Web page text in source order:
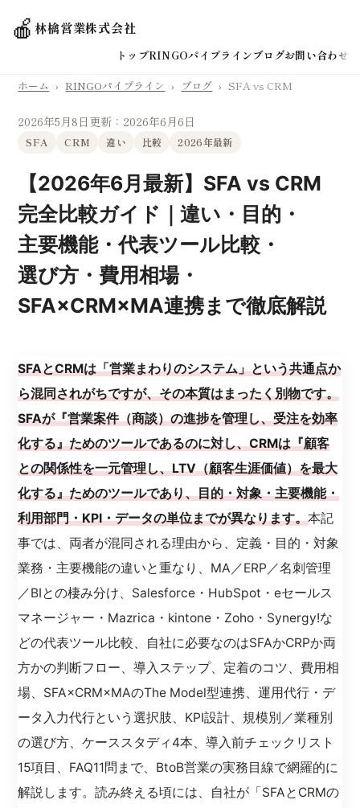
🍎林檎営業株式会社
トップRINGOパイプラインブログお問い合わせ
ホーム › RINGOパイプライン › ブログ › SFA vs CRM
2026年5月8日更新：2026年6月6日
SFA CRM 違い 比較 2026年最新
【2026年6月最新】SFA vs CRM
完全比較ガイド｜違い・目的・
主要機能・代表ツール比較・
選び方・費用相場・
SFA×CRM×MA連携まで徹底解説
SFAとCRMは「営業まわりのシステム」という共通点か
ら混同されがちですが、その本質はまったく別物です。
SFAが『営業案件（商談）の進捗を管理し、受注を効率
化する』ためのツールであるのに対し、CRMは『顧客
との関係性を一元管理し、LTV（顧客生涯価値）を最大
化する』ためのツールであり、目的・対象・主要機能・
利用部門・KPI・データの単位までが異なります。本記
事では、両者が混同される理由から、定義・目的・対象
業務・主要機能の違いと重なり、MA／ERP／名刺管理
／BIとの棲み分け、Salesforce・HubSpot・eセールス
マネージャー・Mazrica・kintone・Zoho・Synergy!な
どの代表ツール比較、自社に必要なのはSFAかCRPか両
方かの判断フロー、導入ステップ、定着のコツ、費用相
場、SFA×CRM×MAのThe Model型連携、運用代行・デ
ータ入力代行という選択肢、KPI設計、規模別／業種別
の選び方、ケーススタディ4本、導入前チェックリスト
15項目、FAQ11問まで、BtoB営業の実務目線で網羅的に
解説します。読み終える頃には、自社が「SFAとCRMの